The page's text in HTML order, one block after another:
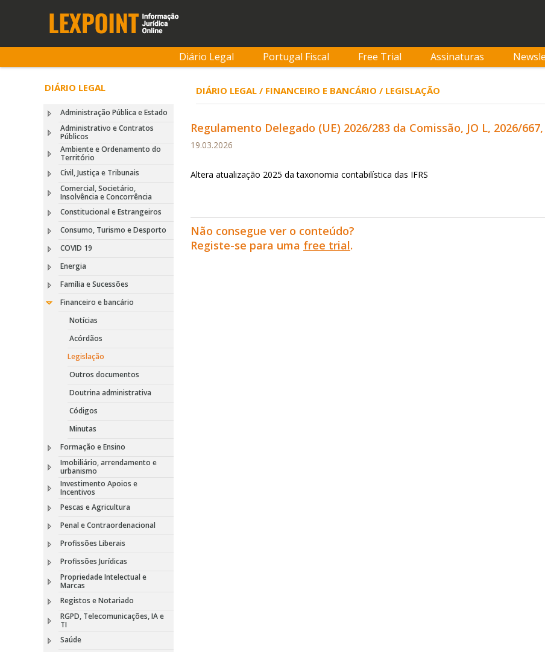
Diário Legal Portugal Fiscal Free Trial Assinaturas
DIÁRIO LEGAL
Administração Pública e Estado
Administrativo e Contratos
Públicos
Ambiente e Ordenamento do
Território
Civil, Justiça e Tribunais
Comercial, Societário,
Insolvência e Concorrência
Constitucional e Estrangeiros
Consumo, Turismo e Desporto
COVID 19
Energia
Família e Sucessões
Financeiro e bancário
Notícias
Acórdãos
Legislação
Outros documentos
Doutrina administrativa
Códigos
Minutas
Formação e Ensino
Imobiliário, arrendamento e
urbanismo
Investimento Apoios e
Incentivos
Pescas e Agricultura
Penal e Contraordenacional
Profissões Liberais
Profissões Jurídicas
Propriedade Intelectual e
Marcas
Registos e Notariado
RGPD, Telecomunicações, IA e
TI
Saúde
DIÁRIO LEGAL / FINANCEIRO E BANCÁRIO / LEGISLAÇÃO
Regulamento Delegado (UE) 2026/283 da Comissão, JO L, 2026/667,
19.03.2026
Altera atualização 2025 da taxonomia contabilística das IFRS
Não consegue ver o conteúdo?
Registe-se para uma free trial.